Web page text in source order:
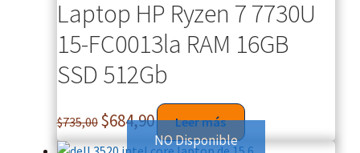
Laptop HP Ryzen 7 7730U
15-FC0013la RAM 16GB
SSD 512Gb
$735,00 $684,90 Leer más
NO Disponible